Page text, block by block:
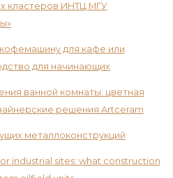
кластеров ИНТЦ МГУ
для кафе или
для начинающих
ванной комнаты: цветная
решения Artceram
металлоконструкций
industrial sites: what construction